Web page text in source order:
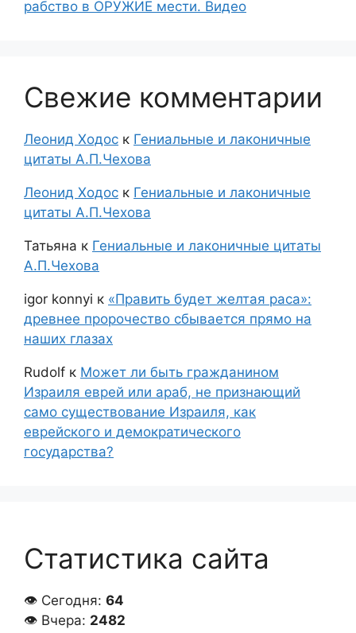
рабство в ОРУЖИЕ мести. Видео
Свежие комментарии
Леонид Ходос к Гениальные и лаконичные
цитаты А.П.Чехова
Леонид Ходос к Гениальные и лаконичные
цитаты А.П.Чехова
Татьяна к Гениальные и лаконичные цитаты
А.П.Чехова
igor konnyi к «Править будет желтая раса»:
древнее пророчество сбывается прямо на
наших глазах
Rudolf к Может ли быть гражданином
Израиля еврей или араб, не признающий
само существование Израиля, как
еврейского и демократического
государства?
Статистика сайта
👁 Сегодня: 64
👁 Вчера: 2482